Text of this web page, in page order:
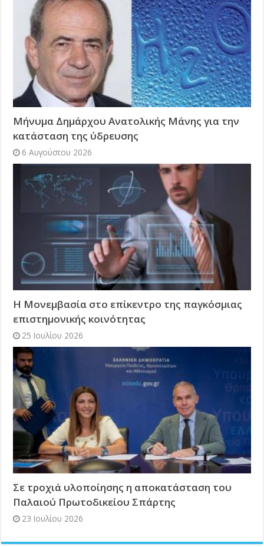
Μήνυμα Δημάρχου Ανατολικής Μάνης για την
κατάσταση της ύδρευσης
6 Αυγούστου 2026
Η Μονεμβασία στο επίκεντρο της παγκόσμιας
επιστημονικής κοινότητας
25 Ιουλίου 2026
Σε τροχιά υλοποίησης η αποκατάσταση του
Παλαιού Πρωτοδικείου Σπάρτης
23 Ιουλίου 2026